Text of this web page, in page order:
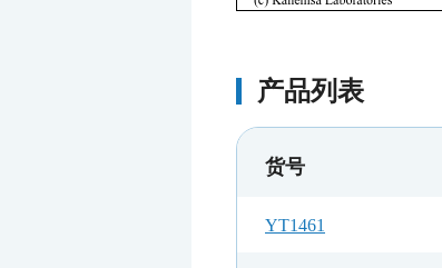
产品列表
货号
YT1461